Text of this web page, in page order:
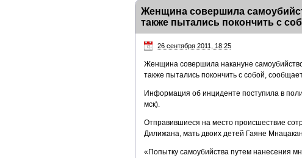
Женщина совершила
также пытались покончить с
26 сентября 2011, 18:25
Женщина совершила накануне
также пытались покончить с собой,
Информация об инциденте поступила в
мск).
Отправившиеся на место происшествие
Дилижана, мать двоих детей Гаяне
«Попытку самоубийства путем нанесения